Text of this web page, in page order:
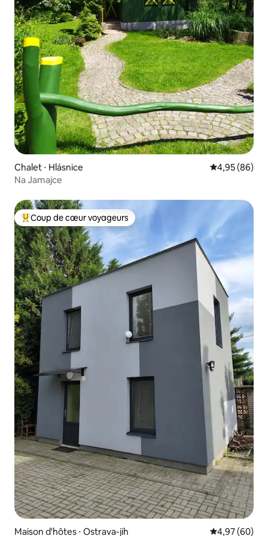
Chalet ⋅ Hlásnice Évaluation
4,95 (86)
Na Jamajce
Coups de cœur voyageurs les plus appréciés
Coup de cœur voyageurs
Maison d'hôtes ⋅ Ostrava-jih Évaluation
4,97 (60)